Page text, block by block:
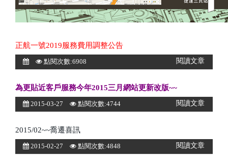
正航一號2019服務費用調整公告
點閱次數:6908 閱讀文章
為更貼近客戶服務今年2015三月網站更新改版~~
2015-03-27 點閱次數:4744 閱讀文章
2015/02~~喬遷喜訊
2015-02-27 點閱次數:4848 閱讀文章